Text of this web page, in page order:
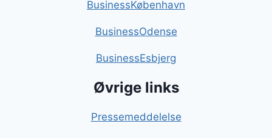
BusinessKøbenhavn
BusinessOdense
BusinessEsbjerg
Øvrige links
Pressemeddelelse